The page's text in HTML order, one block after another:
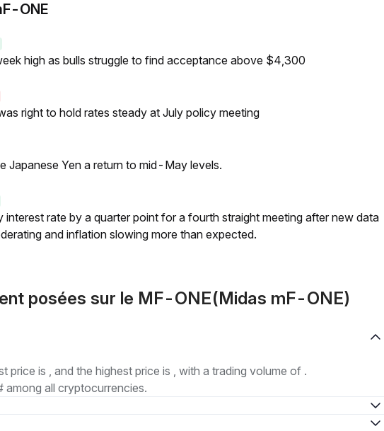
ONE
high as bulls struggle to find acceptance above $4,300
right to hold rates steady at July policy meeting
Japanese Yen a return to mid-May levels.
interest rate by a quarter point for a fourth straight meeting after new data
and inflation slowing more than expected.
posées sur le MF-ONE(Midas mF-ONE)
price is , and the highest price is , with a trading volume of .
among all cryptocurrencies.